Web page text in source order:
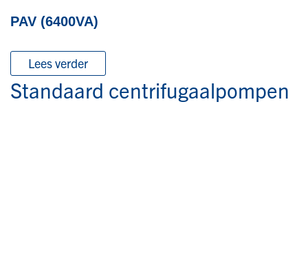
PAV (6400VA)
Lees verder
Standaard centrifugaalpompen